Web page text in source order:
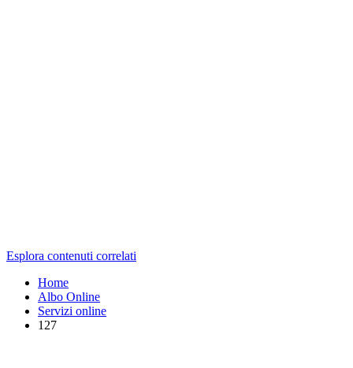
Esplora contenuti correlati
Home
Albo Online
Servizi online
127